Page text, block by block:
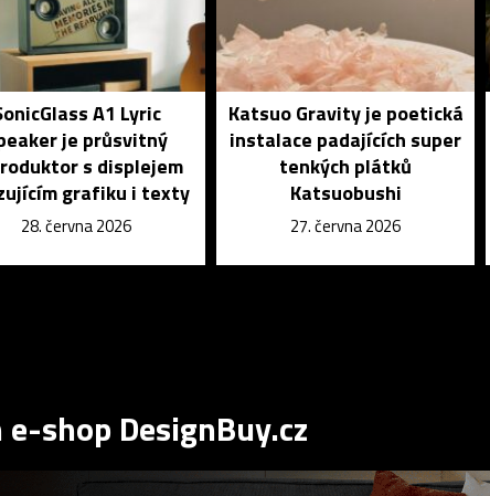
A1 Lyric
je průsvitný
s displejem
grafiku i texty
28. června 2026
Katsuo Gravity je poetická
instalace padajících super
tenkých plátků
Katsuobushi
27. června 2026
shop DesignBuy.cz